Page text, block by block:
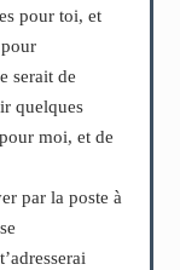
pour toi, et
serait de
quelques
moi, et de
par la poste à